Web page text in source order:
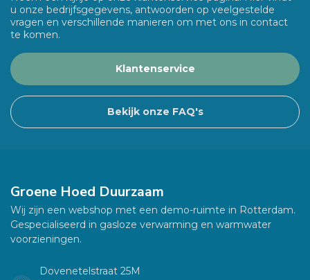
u onze bedrijfsgegevens, antwoorden op veelgestelde
vragen en verschillende manieren om met ons in contact
te komen.
Klantenservice
Bekijk onze FAQ's
Groene Hoed Duurzaam
Wij zijn een webshop met een demo-ruimte in Rotterdam.
Gespecialiseerd in gasloze verwarming en warmwater
voorzieningen.
Dovenetelstraat 25M